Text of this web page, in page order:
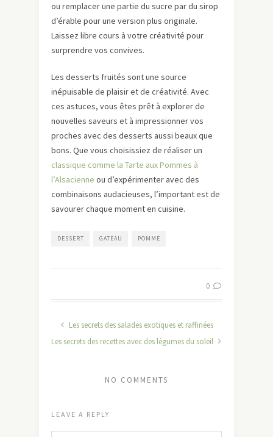
ou remplacer une partie du sucre par du sirop
d’érable pour une version plus originale.
Laissez libre cours à votre créativité pour
surprendre vos convives.
Les desserts fruités sont une source
inépuisable de plaisir et de créativité. Avec
ces astuces, vous êtes prêt à explorer de
nouvelles saveurs et à impressionner vos
proches avec des desserts aussi beaux que
bons. Que vous choisissiez de réaliser un
classique comme la Tarte aux Pommes à
l’Alsacienne ou d’expérimenter avec des
combinaisons audacieuses, l’important est de
savourer chaque moment en cuisine.
DESSERT GATEAU POMME
0
Les secrets des salades exotiques et raffinées
Les secrets des recettes avec des légumes du soleil
NO COMMENTS
LEAVE A REPLY